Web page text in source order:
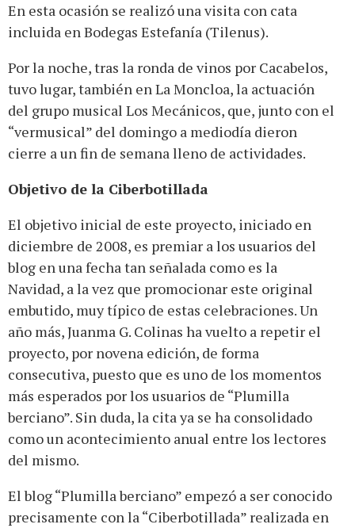
En esta ocasión se realizó una visita con cata
incluida en Bodegas Estefanía (Tilenus).
Por la noche, tras la ronda de vinos por Cacabelos,
tuvo lugar, también en La Moncloa, la actuación
del grupo musical Los Mecánicos, que, junto con el
“vermusical” del domingo a mediodía dieron
cierre a un fin de semana lleno de actividades.
Objetivo de la Ciberbotillada
El objetivo inicial de este proyecto, iniciado en
diciembre de 2008, es premiar a los usuarios del
blog en una fecha tan señalada como es la
Navidad, a la vez que promocionar este original
embutido, muy típico de estas celebraciones. Un
año más, Juanma G. Colinas ha vuelto a repetir el
proyecto, por novena edición, de forma
consecutiva, puesto que es uno de los momentos
más esperados por los usuarios de “Plumilla
berciano”. Sin duda, la cita ya se ha consolidado
como un acontecimiento anual entre los lectores
del mismo.
El blog “Plumilla berciano” empezó a ser conocido
precisamente con la “Ciberbotillada” realizada en